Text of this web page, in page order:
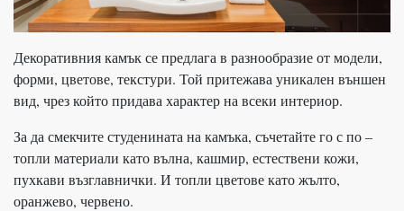
Декоративния камък се предлага в разнообразие от модели,
форми, цветове, текстури. Той притежава уникален външен
вид, чрез който придава характер на всеки интериор.
За да смекчите студенината на камъка, съчетайте го с по –
топли материали като вълна, кашмир, естествени кожи,
пухкави възглавнички. И топли цветове като жълто,
оранжево, червено.